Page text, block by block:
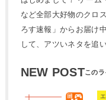
など全部大好物のクロ
ろす速報」からお届け
して、アツいネタを追
NEW POST